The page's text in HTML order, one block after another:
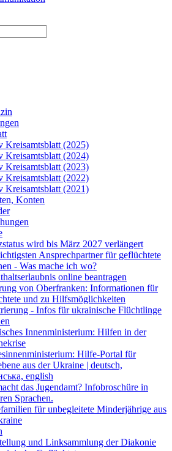
Kreisamtsblatt (2025)
Kreisamtsblatt (2024)
Kreisamtsblatt (2023)
Kreisamtsblatt (2022)
Kreisamtsblatt (2021)
Konten
wird bis März 2027 verlängert
Ansprechpartner für geflüchtete
- Was mache ich wo?
online beantragen
von Oberfranken: Informationen für
und zu Hilfsmöglichkeiten
- Infos für ukrainische Flüchtlinge
Innenministerium: Hilfen in der
Hilfe-Portal für
aus der Ukraine | deutsch,
english
das Jugendamt? Infobroschüre in
Sprachen.
für unbegleitete Minderjährige aus
und Linksammlung der Diakonie